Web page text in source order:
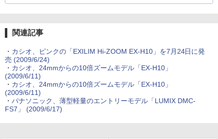
関連記事
・ カシオ、ピンクの「EXILIM Hi-ZOOM EX-H10」を7月24日に発
売 (2009/6/24)
・ カシオ、24mmからの10倍ズームモデル「EX-H10」
(2009/6/11)
・ カシオ、24mmからの10倍ズームモデル「EX-H10」
(2009/6/11)
・ パナソニック、薄型軽量のエントリーモデル「LUMIX DMC-
FS7」 (2009/6/17)